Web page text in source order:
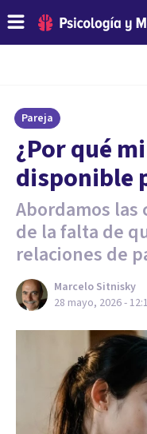
Pareja
¿Por qué
disponible
Abordamos las
de la falta de
relaciones de
Marcelo Sitnisky
28 mayo, 2026 -